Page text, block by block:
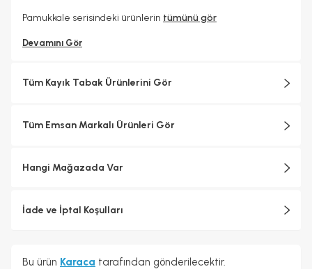
Pamukkale serisindeki ürünlerin tümünü gör
Devamını Gör
Tüm Kayık Tabak Ürünlerini Gör
Tüm Emsan Markalı Ürünleri Gör
Hangi Mağazada Var
İade ve İptal Koşulları
Bu ürün Karaca tarafından gönderilecektir.